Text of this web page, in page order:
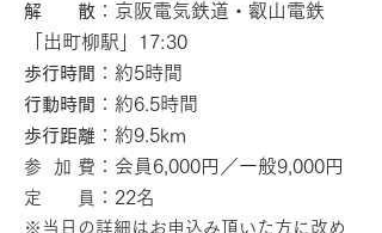
解 散 ：京阪電気鉄道・叡山電鉄
「出町柳駅」17:30
歩行時間 ：約5時間
行動時間 ：約6.5時間
歩行距離 ：約9.5km
参 加 費 ：会員6,000円／一般9,000円
定 員 ：22名
※当日の詳細はお申込み頂いた 方に改め